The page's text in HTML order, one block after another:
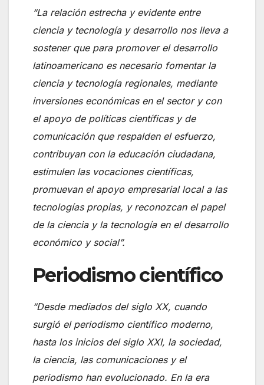
“La relación estrecha y evidente entre
ciencia y tecnología y desarrollo nos lleva a
sostener que para promover el desarrollo
latinoamericano es necesario fomentar la
ciencia y tecnología regionales, mediante
inversiones económicas en el sector y con
el apoyo de políticas científicas y de
comunicación que respalden el esfuerzo,
contribuyan con la educación ciudadana,
estimulen las vocaciones científicas,
promuevan el apoyo empresarial local a las
tecnologías propias, y reconozcan el papel
de la ciencia y la tecnología en el desarrollo
económico y social”.
Periodismo científico
“Desde mediados del siglo XX, cuando
surgió el periodismo científico moderno,
hasta los inicios del siglo XXI, la sociedad,
la ciencia, las comunicaciones y el
periodismo han evolucionado. En la era